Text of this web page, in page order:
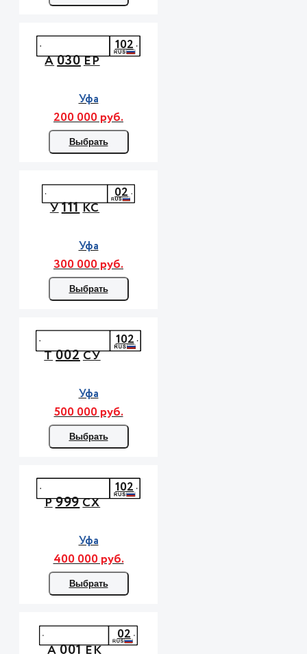
А030ЕР
102
Уфа
200 000 руб.
Выбрать
У111КС
02
Уфа
300 000 руб.
Выбрать
Т002СУ
102
Уфа
500 000 руб.
Выбрать
Р999СХ
102
Уфа
400 000 руб.
Выбрать
02